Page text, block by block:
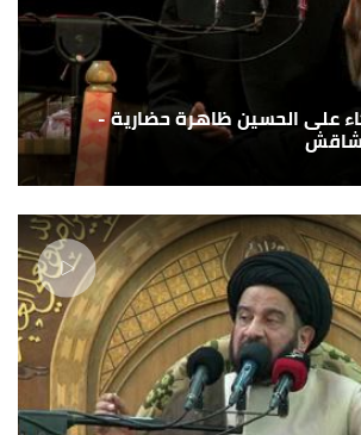
على الحسين ظاهرة حضارية -